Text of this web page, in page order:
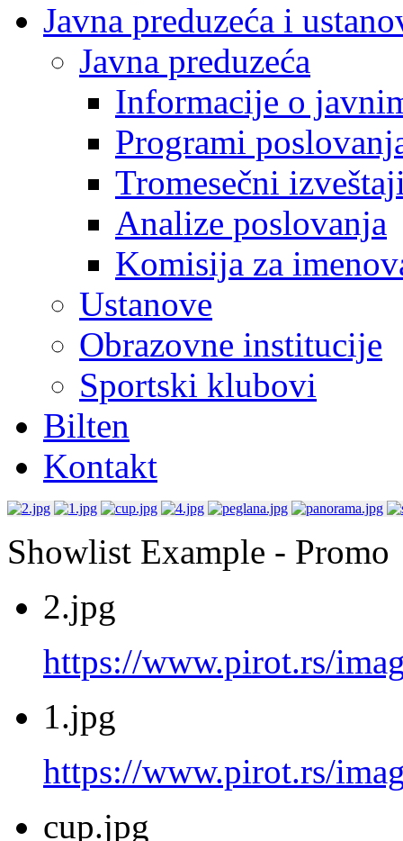
Javna preduzeća i
Javna preduzeća
Informacije o
Programi
Tromesečni
Analize poslovanja
Komisija za
Ustanove
Obrazovne institucije
Sportski klubovi
Bilten
Kontakt
Showlist Example - Promo
2.jpg
https://www.pirot.rs/
1.jpg
https://www.pirot.rs/
cup.jpg